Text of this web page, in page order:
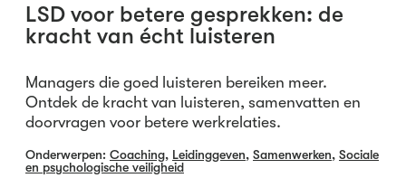
LSD voor betere gesprekken: de
kracht van écht luisteren
Managers die goed luisteren bereiken meer.
Ontdek de kracht van luisteren, samenvatten en
doorvragen voor betere werkrelaties.
Onderwerpen: Coaching, Leidinggeven, Samenwerken, Sociale
en psychologische veiligheid